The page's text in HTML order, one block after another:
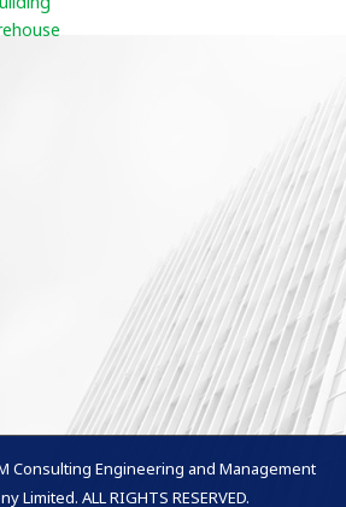
Consulting Engineering and Management
Limited. ALL RIGHTS RESERVED.